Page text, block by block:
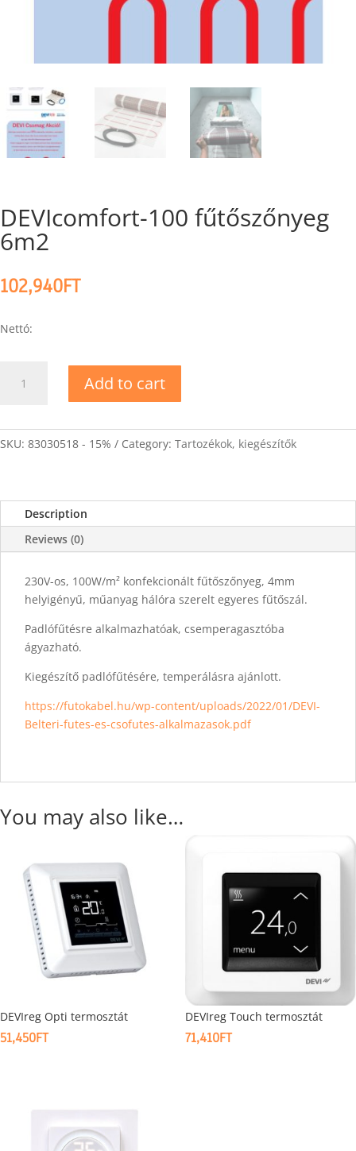
DEVIcomfort-100 fűtőszőnyeg
6m2
102,940FT
Nettó:
quantity
Add to cart
SKU: 83030518 - 15% Category: Tartozékok, kiegészítők
Description
Reviews (0)
230V-os, 100W/m² konfekcionált fűtőszőnyeg, 4mm
helyigényű, műanyag hálóra szerelt egyeres fűtőszál.
Padlófűtésre alkalmazhatóak, csemperagasztóba
ágyazható.
Kiegészítő padlófűtésére, temperálásra ajánlott.
https://futokabel.hu/wp-content/uploads/2022/01/DEVI-
Belteri-futes-es-csofutes-alkalmazasok.pdf
You may also like…
DEVIreg Opti termosztát
51,450FT
DEVIreg Touch termosztát
71,410FT